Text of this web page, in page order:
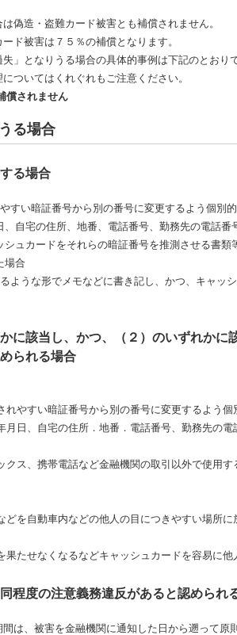
偽造・盗難カード被害とも補償されません。
ド被害は７５％の補償となります。
」となりうる場合の具体的事例は下記のとおりで
ついてはくれぐれもご注意ください。
償されません
る場合
る場合
すい暗証番号から別の番号に変更するよう個別
自宅の住所、地番、電話番号、勤務先の電話番
ュカードをそれらの暗証番号を推測させる書類
場合
ような形でメモなどに書き記し、かつ、キャッ
に該当し、かつ、（２）のいずれかに
られる場合
やすい暗証番号から別の番号に変更するよう
日、自宅の住所．地番．電話番号、勤務先の
ス、携帯電話など金融機関の取引以外で使用
を自動車内などの他人の目につきやすい場所
果たせなくなるなどキャッシュカードを容易に
程度の注意義務違反があると認められ
は、被害を金融機関に通知した日から遡って原